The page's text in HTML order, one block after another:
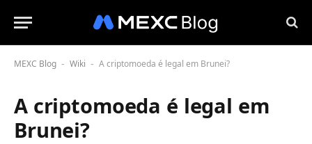
MEXC Blog - Wiki - A criptomoeda é legal em Brunei?
A criptomoeda é legal em
Brunei?